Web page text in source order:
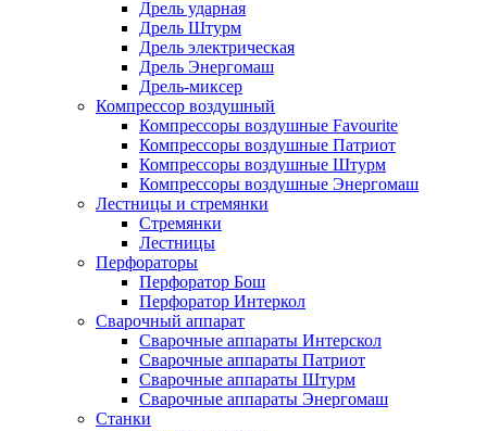
Дрель ударная
Дрель Штурм
Дрель электрическая
Дрель Энергомаш
Дрель-миксер
Компрессор воздушный
Компрессоры воздушные Favourite
Компрессоры воздушные Патриот
Компрессоры воздушные Штурм
Компрессоры воздушные Энергомаш
Лестницы и стремянки
Стремянки
Лестницы
Перфораторы
Перфоратор Бош
Перфоратор Интеркол
Сварочный аппарат
Сварочные аппараты Интерскол
Сварочные аппараты Патриот
Сварочные аппараты Штурм
Сварочные аппараты Энергомаш
Станки